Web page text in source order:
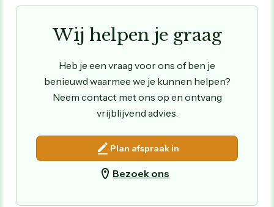
Wij helpen je graag
Heb je een vraag voor ons of ben je
benieuwd waarmee we je kunnen helpen?
Neem contact met ons op en ontvang
vrijblijvend advies.
Plan afspraak in
Bezoek ons